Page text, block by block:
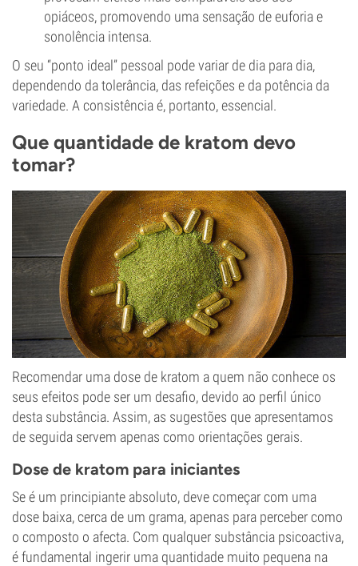
opiáceos, promovendo uma sensação de euforia e
sonolência intensa.
O seu “ponto ideal” pessoal pode variar de dia para dia,
dependendo da tolerância, das refeições e da potência da
variedade. A consistência é, portanto, essencial.
Que quantidade de kratom devo
tomar?
Recomendar uma dose de kratom a quem não conhece os
seus efeitos pode ser um desafio, devido ao perfil único
desta substância. Assim, as sugestões que apresentamos
de seguida servem apenas como orientações gerais.
Dose de kratom para iniciantes
Se é um principiante absoluto, deve começar com uma
dose baixa, cerca de um grama, apenas para perceber como
o composto o afecta. Com qualquer substância psicoactiva,
é fundamental ingerir uma quantidade muito pequena na